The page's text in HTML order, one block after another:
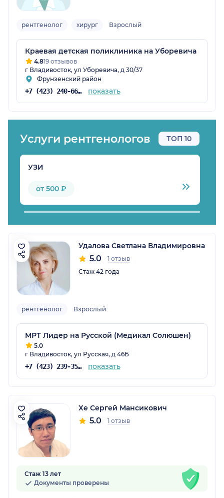
рентгенолог хирург Взрослый
Краевая детская поликлиника на Уборевича
4.819 отзывов
г Владивосток, ул Уборевича, д 30/37
Фрунзенский район
+7 (423) 240-66-69 показать
Услуги рентгенологов ТОП 10
УЗИ
от 500 ₽
Удалова Светлана Владимировна
5.0
1 отзыв
Стаж 42 года
рентгенолог Взрослый
МРТ Лидер на Русской (Медикал Солюшен)
5.0
г Владивосток, ул Русская, д 46Б
+7 (423) 239-35-10 показать
Хе Сергей Мансикович
5.0 1 отзыв
Стаж 13 лет
Документы проверены